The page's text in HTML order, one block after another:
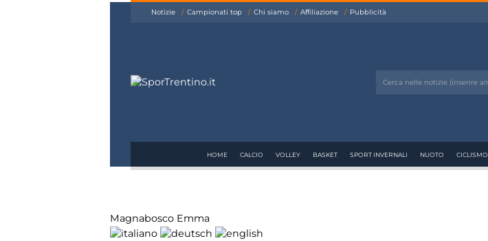
Notizie Campionati top Chi siamo Affiliazione Pubblicità
HOME CALCIO VOLLEY BASKET SPORT INVERNALI NUOTO CICLISMO
Magnabosco Emma